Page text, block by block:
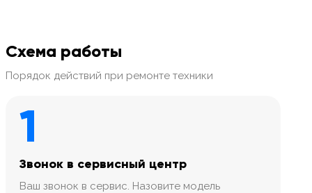
Схема работы
Порядок действий при ремонте техники
1
Звонок в сервисный центр
Ваш звонок в сервис. Назовите модель